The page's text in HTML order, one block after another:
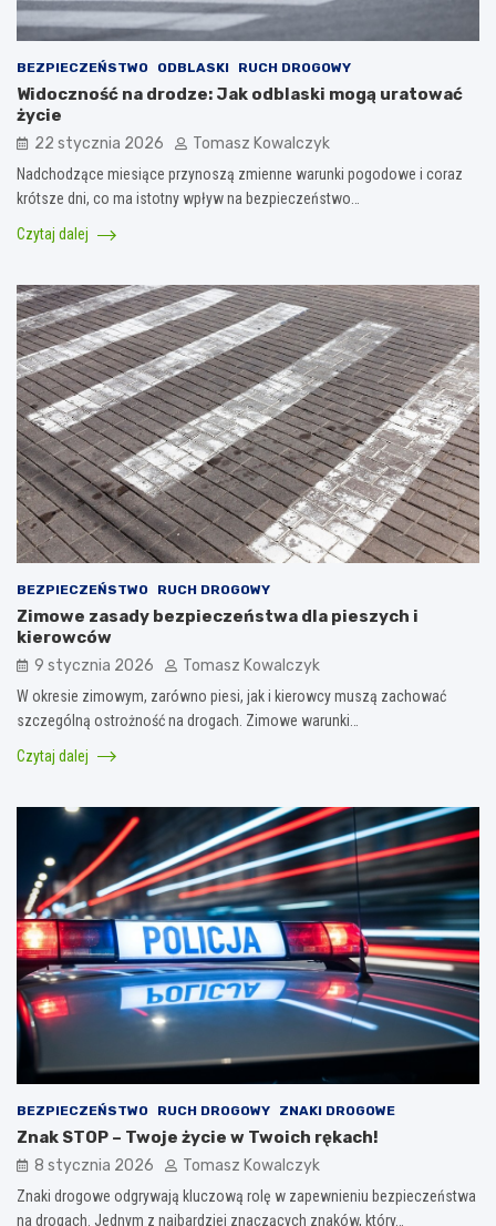
BEZPIECZEŃSTWO ODBLASKI RUCH DROGOWY
Widoczność na drodze: Jak odblaski mogą uratować
życie
22 stycznia 2026 Tomasz Kowalczyk
Nadchodzące miesiące przynoszą zmienne warunki pogodowe i coraz
krótsze dni, co ma istotny wpływ na bezpieczeństwo…
Czytaj dalej
BEZPIECZEŃSTWO RUCH DROGOWY
Zimowe zasady bezpieczeństwa dla pieszych i
kierowców
9 stycznia 2026 Tomasz Kowalczyk
W okresie zimowym, zarówno piesi, jak i kierowcy muszą zachować
szczególną ostrożność na drogach. Zimowe warunki…
Czytaj dalej
BEZPIECZEŃSTWO RUCH DROGOWY ZNAKI DROGOWE
Znak STOP – Twoje życie w Twoich rękach!
8 stycznia 2026 Tomasz Kowalczyk
Znaki drogowe odgrywają kluczową rolę w zapewnieniu bezpieczeństwa
na drogach. Jednym z najbardziej znaczących znaków, który…